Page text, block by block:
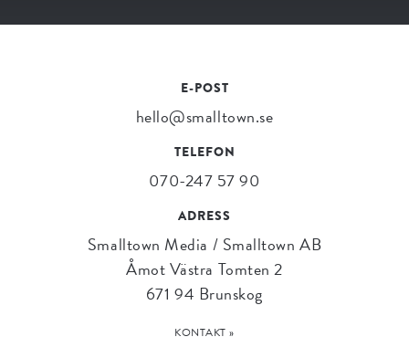
E-POST
hello@smalltown.se
TELEFON
070-247 57 90
ADRESS
Smalltown Media / Smalltown AB
Åmot Västra Tomten 2
671 94 Brunskog
KONTAKT »